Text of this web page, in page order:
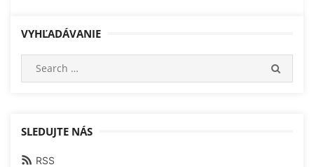
VYHĽADÁVANIE
SLEDUJTE NÁS
RSS